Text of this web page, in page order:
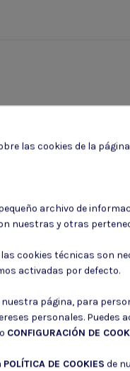
Consiento el uso de mis
las cookies de la
archivo de
nuestras y otras
cookies técnicas son
activadas por defecto.
página, para
personales.
CONFIGURACIÓN DE
POLÍTICA DE COOKIES de